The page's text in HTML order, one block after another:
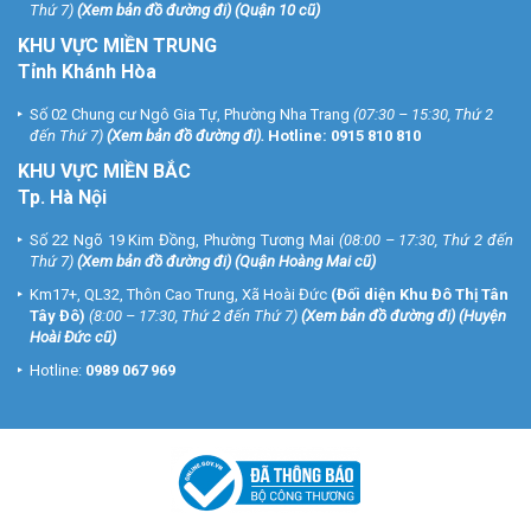
Thứ 7) (Xem bản đồ đường đi) (Quận 10 cũ)
KHU VỰC MIỀN TRUNG
Tỉnh Khánh Hòa
Số 02 Chung cư Ngô Gia Tự, Phường Nha Trang (07:30 – 15:30, Thứ 2
đến Thứ 7) (Xem bản đồ đường đi). Hotline: 0915 810 810
KHU VỰC MIỀN BẮC
Tp. Hà Nội
Số 22 Ngõ 19 Kim Đồng, Phường Tương Mai (08:00 – 17:30, Thứ 2 đến
Thứ 7) (Xem bản đồ đường đi) (Quận Hoàng Mai cũ)
Km17+, QL32, Thôn Cao Trung, Xã Hoài Đức (Đối diện Khu Đô Thị Tân
Tây Đô) (8:00 – 17:30, Thứ 2 đến Thứ 7) (Xem bản đồ đường đi) (Huyện
Hoài Đức cũ)
Hotline: 0989 067 969